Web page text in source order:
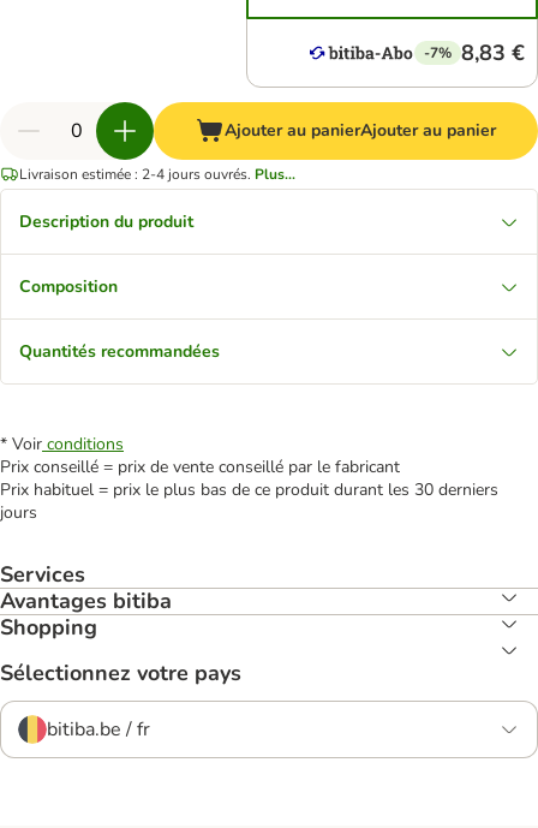
-7% 8,83 €
Ajouter au panierAjouter au panier
Livraison estimée : 2-4 jours ouvrés. Plus...
Description du produit
Composition
Quantités recommandées
* Voir conditions
Prix conseillé = prix de vente conseillé par le fabricant
Prix habituel = prix le plus bas de ce produit durant les 30 derniers
jours
Services
Avantages bitiba
Shopping
Sélectionnez votre pays
bitiba.be / fr